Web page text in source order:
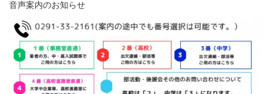
音声案内のお知らせ